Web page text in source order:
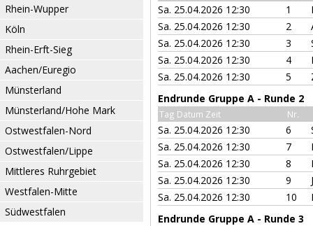
Rhein-Wupper
Köln
Rhein-Erft-Sieg
Aachen/Euregio
Münsterland
Münsterland/Hohe Mark
Ostwestfalen-Nord
Ostwestfalen/Lippe
Mittleres Ruhrgebiet
Westfalen-Mitte
Südwestfalen
Sa. 25.04.2026 12:30 1
Sa. 25.04.2026 12:30
2
Sa. 25.04.2026 12:30
3
Sa. 25.04.2026 12:30
4
Sa. 25.04.2026 12:30
5
Endrunde Gruppe A - Runde 2
Tag Datum Zeit Nr.
Sa. 25.04.2026 12:30 6
Sa. 25.04.2026 12:30
7
Sa. 25.04.2026 12:30
8
Sa. 25.04.2026 12:30
9
Sa. 25.04.2026 12:30
10
Endrunde Gruppe A - Runde 3